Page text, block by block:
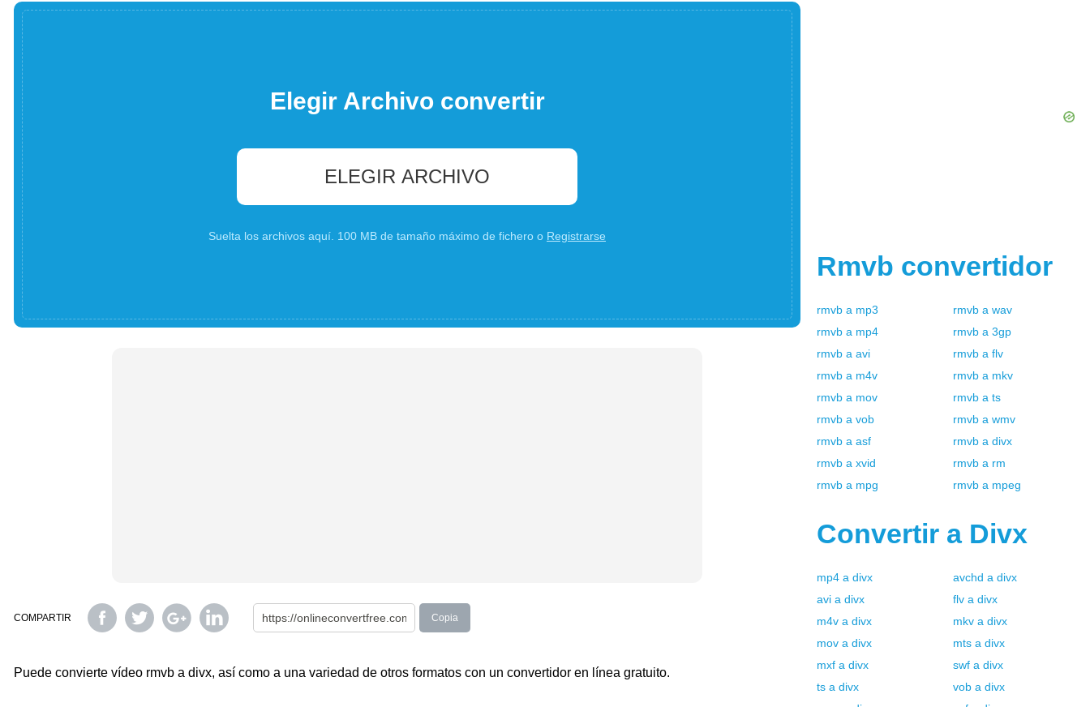
Elegir Archivo convertir
ELEGIR ARCHIVO
Suelta los archivos aquí. 100 MB de tamaño máximo de fichero o Registrarse
COMPARTIR Copia
Puede convierte vídeo rmvb a divx, así como a una variedad de otros formatos con un convertidor en línea gratuito.
Rmvb convertidor
rmvb a mp3 rmvb a wav
rmvb a mp4 rmvb a 3gp
rmvb a avi rmvb a flv
rmvb a m4v rmvb a mkv
rmvb a mov rmvb a ts
rmvb a vob rmvb a wmv
rmvb a asf rmvb a divx
rmvb a xvid rmvb a rm
rmvb a mpg rmvb a mpeg
Convertir a Divx
mp4 a divx avchd a divx
avi a divx flv a divx
m4v a divx mkv a divx
mov a divx mts a divx
mxf a divx swf a divx
ts a divx vob a divx